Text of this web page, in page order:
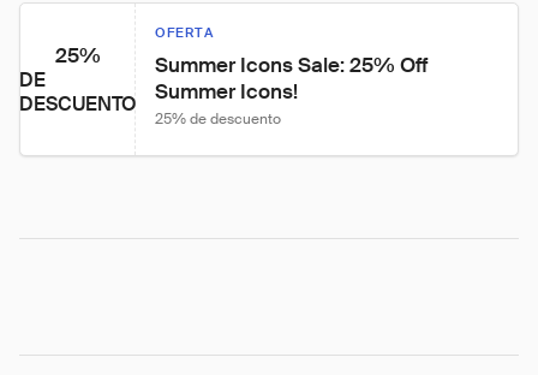
25%
DE
DESCUENTO
OFERTA
Summer Icons Sale: 25% Off
Summer Icons!
25% de descuento